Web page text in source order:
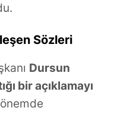
Sözleri
Dursun
bir açıklamayı